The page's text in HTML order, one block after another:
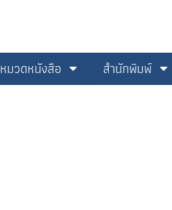
หมวดหนังสือ สำนักพิมพ์